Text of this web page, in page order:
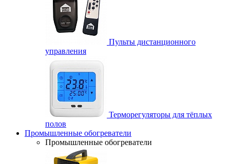
Пульты дистанционного
управления
Терморегуляторы для тёплых
полов
Промышленные обогреватели
Промышленные обогреватели